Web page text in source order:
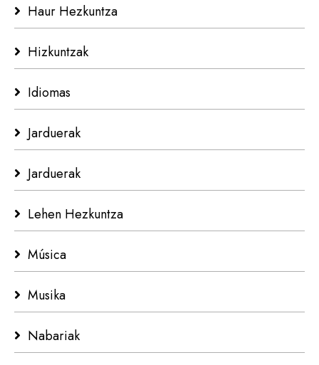
Haur Hezkuntza
Hizkuntzak
Idiomas
Jarduerak
Jarduerak
Lehen Hezkuntza
Música
Musika
Nabariak